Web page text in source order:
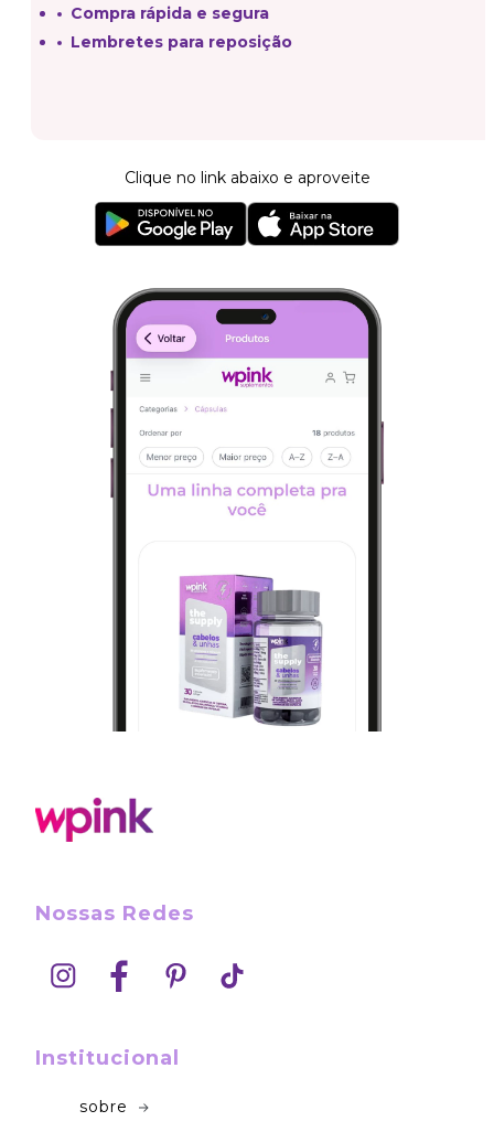
Compra rápida e segura
Lembretes para reposição
Clique no link abaixo e aproveite
Nossas Redes
Institucional
sobre